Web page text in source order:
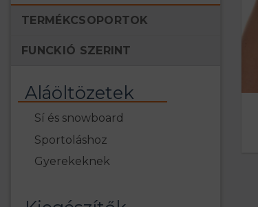
TERMÉKCSOPORTOK
FUNCKIÓ SZERINT
Aláöltözetek
Sí és snowboard
Sportoláshoz
Gyerekeknek